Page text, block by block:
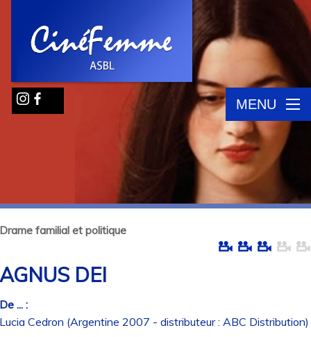
MENU
familial et politique
DEI
... :
Cedron (Argentine 2007 - distributeur : ABC Distribution)